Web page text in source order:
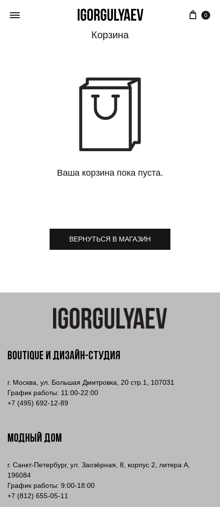
0
Корзина
Ваша корзина пока пуста.
ВЕРНУТЬСЯ В МАГАЗИН
Boutique и Дизайн-Студия
г. Москва, ул. Большая Дмитровка, 20 стр.1, 107031
График работы: 11:00-22:00
+7 (495) 692-12-89
МОДНЫЙ ДОМ
г. Санкт-Петербург, ул. Заозёрная, 8, корпус 2, литера А,
196084
График работы: 9:00-18:00
+7 (812) 655-05-11